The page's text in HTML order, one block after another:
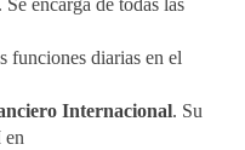
encarga de todas las
funciones diarias en el
Internacional. Su
en